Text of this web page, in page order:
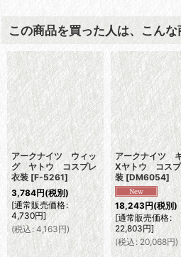
この商品を買った人は、こん
アークナイツ ウィッ
グ ヤトウ コスプレ
衣装 [F-5261]
3,784円(税別)
[通常販売価格:
4,730円]
(税込: 4,163円)
アークナイツ
Xヤトウ コス
装 [DM6054]
18,243円(税別)
[通常販売価格:
22,803円]
(税込: 20,068円)